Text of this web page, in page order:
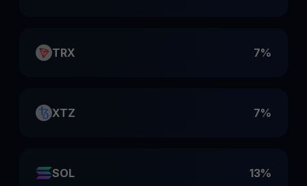
TRX 7%
XTZ 7%
SOL 13%